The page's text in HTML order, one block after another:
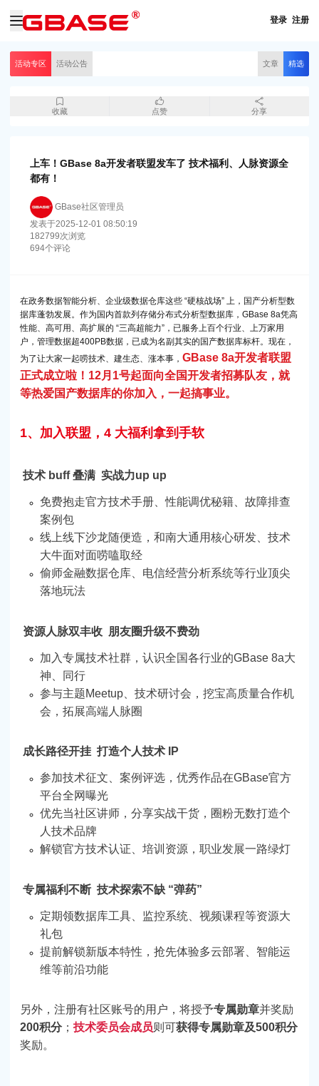
登录 注册
活动专区 活动公告 文章 精选
收藏 点赞 分享
上车！GBase 8a开发者联盟发车了 技术福利、人脉资源全
都有！
GBase社区管理员
发表于2025-12-01 08:50:19
182799次浏览
694个评论
在政务数据智能分析、企业级数据仓库这些 “硬核战场” 上，国产分析型数
据库蓬勃发展。作为国内首款列存储分布式分析型数据库，GBase 8a凭高
性能、高可用、高扩展的 “三高超能力”，已服务上百个行业、上万家用
户，管理数据超400PB数据，已成为名副其实的国产数据库标杆。现在，
为了让大家一起唠技术、建生态、涨本事， GBase 8a开发者联盟
正式成立啦！12月1号起面向全国开发者招募队友，就
等热爱国产数据库的你加入，一起搞事业。
1、加入联盟，4 大福利拿到手软
技术 buff 叠满 实战力up up
免费抱走官方技术手册、性能调优秘籍、故障排查
案例包
线上线下沙龙随便造，和南大通用核心研发、技术
大牛面对面唠嗑取经
偷师金融数据仓库、电信经营分析系统等行业顶尖
落地玩法
资源人脉双丰收 朋友圈升级不费劲
加入专属技术社群，认识全国各行业的GBase 8a大
神、同行
参与主题Meetup、技术研讨会，挖宝高质量合作机
会，拓展高端人脉圈
成长路径开挂 打造个人技术 IP
参加技术征文、案例评选，优秀作品在GBase官方
平台全网曝光
优先当社区讲师，分享实战干货，圈粉无数打造个
人技术品牌
解锁官方技术认证、培训资源，职业发展一路绿灯
专属福利不断 技术探索不缺 “弹药”
定期领数据库工具、监控系统、视频课程等资源大
礼包
提前解锁新版本特性，抢先体验多云部署、智能运
维等前沿功能
另外，注册有社区账号的用户，将授予专属勋章并奖励
200积分； 技术委员会成员则可获得专属勋章及500积分
奖励。